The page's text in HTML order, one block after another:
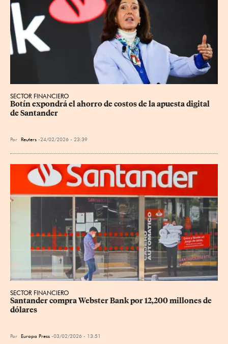
SECTOR FINANCIERO
Botín expondrá el ahorro de costos de la apuesta digital
de Santander
Por Reuters 24/02/2026 - 23:39
SECTOR FINANCIERO
Santander compra Webster Bank por 12,200 millones de
dólares
Por Europa Press 03/02/2026 - 13:51